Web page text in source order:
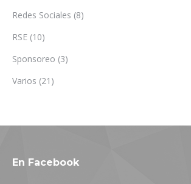
Redes Sociales (8)
RSE (10)
Sponsoreo (3)
Varios (21)
En Facebook